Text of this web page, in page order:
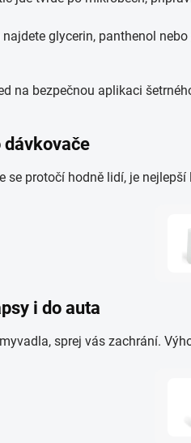
glycerin, panthenol nebo
se protočí hodně lidí, je
i do auta
sprej vás zachrání.